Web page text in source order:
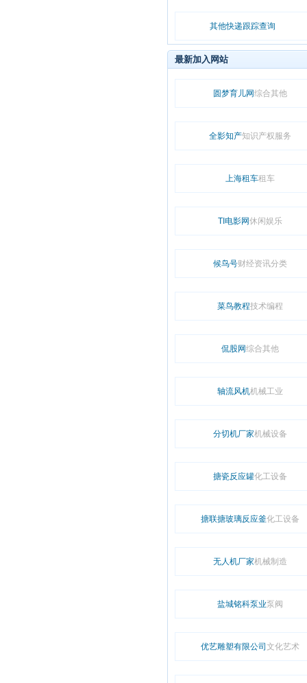
其他快递跟踪查询
最新加入网站
圆梦育儿网综合其他
全影知产知识产权服务
上海租车租车
TI电影网休闲娱乐
候鸟号财经资讯分类
菜鸟教程技术编程
侃股网综合其他
轴流风机机械工业
分切机厂家机械设备
搪瓷反应罐化工设备
搪联搪玻璃反应釜化工设备
无人机厂家机械制造
盐城铭科泵业泵阀
优艺雕塑有限公司 文化艺术